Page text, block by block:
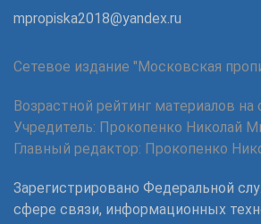
mpropiska2018@yandex.ru
Сетевое издание "Московская
Возрастной рейтинг материалов на
Учредитель: Прокопенко Николай
Главный редактор: Прокопенко
Зарегистрировано Федеральной
сфере связи, информационных